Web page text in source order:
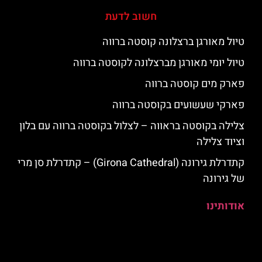
חשוב לדעת
טיול מאורגן ברצלונה קוסטה ברווה
טיול יומי מאורגן מברצלונה לקוסטה ברווה
פארק מים קוסטה ברווה
פארקי שעשועים בקוסטה ברווה
צלילה בקוסטה בראווה – לצלול בקוסטה ברווה עם בלון
וציוד צלילה
קתדרלת גירונה (Girona Cathedral) – קתדרלת סן מרי
של גירונה
אודותינו